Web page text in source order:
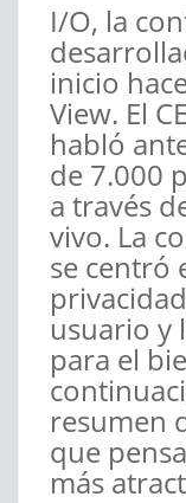
I/O, la
inicio
View. El
habló
de 7.000
a través
vivo. La
se centró
usuario y
para el
resumen
que
más